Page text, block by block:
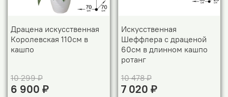
Драцена искусственная
Королевская 110см в
кашпо
10 299 ₽
6 900 ₽
Искусственная
Шеффлера с драценой
60см в длинном кашпо
ротанг
10 478 ₽
7 020 ₽